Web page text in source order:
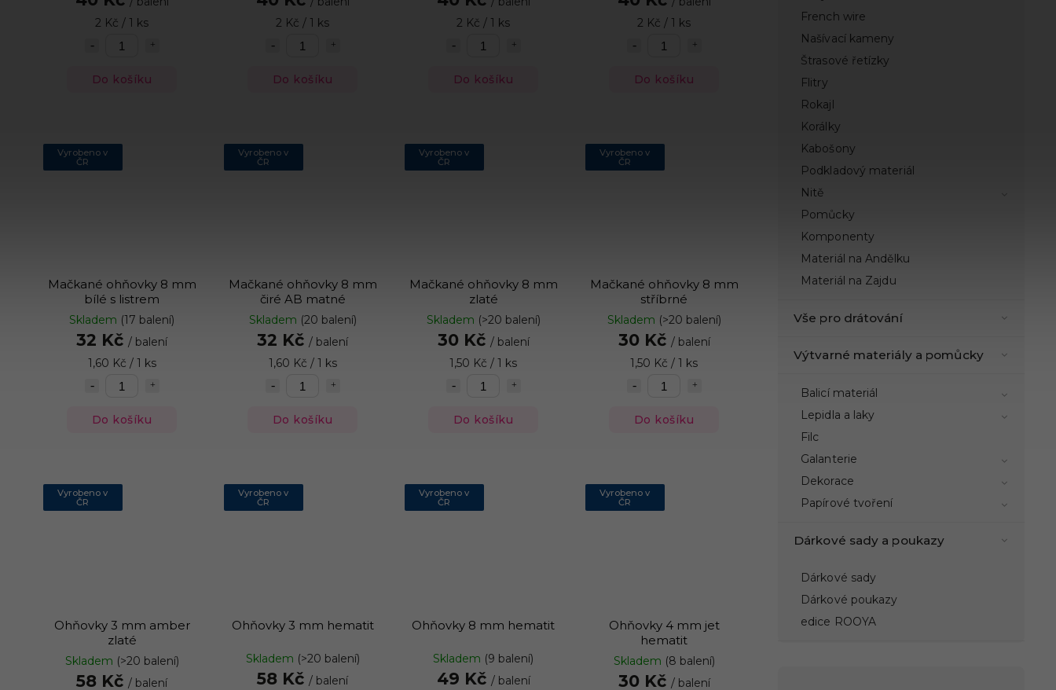
French wire
Našívací kameny
Štrasové řetízky
Flitry
Rokajl
Korálky
Kabošony
Podkladový materiál
Nitě
Pomůcky
Komponenty
Materiál na Andělku
Materiál na Zajdu
Vše pro drátování
Výtvarné materiály a pomůcky
Balicí materiál
Lepidla a laky
Filc
Galanterie
Dekorace
Papírové tvoření
Dárkové sady a poukazy
Dárkové sady
Dárkové poukazy
edice ROOYA
2 Kč / 1 ks
Do košíku
2 Kč / 1 ks
Do košíku
2 Kč / 1 ks
Do košíku
2 Kč / 1 ks
Do košíku
Vyrobeno v
ČR
Mačkané ohňovky 8 mm
bílé s listrem
Skladem (17 balení)
32 Kč / balení
1,60 Kč / 1 ks
Do košíku
Vyrobeno v
ČR
Mačkané ohňovky 8 mm
čiré AB matné
Skladem (20 balení)
32 Kč / balení
1,60 Kč / 1 ks
Do košíku
Vyrobeno v
ČR
Mačkané ohňovky 8 mm
zlaté
Skladem (>20 balení)
30 Kč / balení
1,50 Kč / 1 ks
Do košíku
Vyrobeno v
ČR
Mačkané ohňovky 8 mm
stříbrné
Skladem (>20 balení)
30 Kč / balení
1,50 Kč / 1 ks
Do košíku
Vyrobeno v
ČR
Ohňovky 3 mm amber
zlaté
Skladem (>20 balení)
58 Kč / balení
Vyrobeno v
ČR
Ohňovky 3 mm hematit
Skladem (>20 balení)
58 Kč / balení
Vyrobeno v
ČR
Ohňovky 8 mm hematit
Skladem (9 balení)
49 Kč / balení
Vyrobeno v
ČR
Ohňovky 4 mm jet
hematit
Skladem (8 balení)
30 Kč / balení